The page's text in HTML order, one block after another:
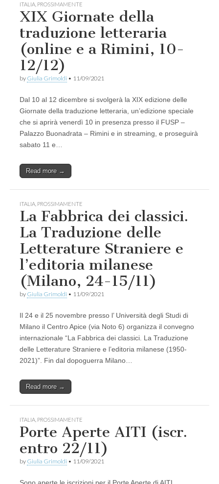
ITALIA PROSSIMAMENTE
XIX Giornate della
traduzione letteraria
(online e a Rimini, 10-
12/12)
by Giulia Grimoldi • 11/09/2021
Dal 10 al 12 dicembre si svolgerà la XIX edizione delle
Giornate della traduzione letteraria, un’edizione speciale
che si aprirà venerdì 10 in presenza presso il FUSP –
Palazzo Buonadrata – Rimini e in streaming, e proseguirà
sabato 11 e…
Read more →
ITALIA PROSSIMAMENTE
La Fabbrica dei classici.
La Traduzione delle
Letterature Straniere e
l’editoria milanese
(Milano, 24-15/11)
by Giulia Grimoldi • 11/09/2021
Il 24 e il 25 novembre presso l’ Università degli Studi di
Milano il Centro Apice (via Noto 6) organizza il convegno
internazionale “La Fabbrica dei classici. La Traduzione
delle Letterature Straniere e l’editoria milanese (1950-
2021)”. Fin dal dopoguerra Milano…
Read more →
ITALIA PROSSIMAMENTE
Porte Aperte AITI (iscr.
entro 22/11)
by Giulia Grimoldi • 11/09/2021